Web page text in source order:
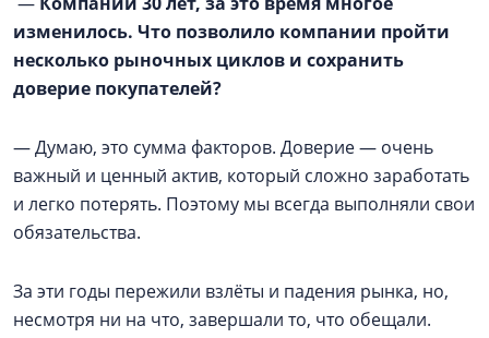
изменилось. Что позволило компании пройти
несколько рыночных циклов и сохранить
доверие покупателей?
— Думаю, это сумма факторов. Доверие — очень
важный и ценный актив, который сложно заработать
и легко потерять. Поэтому мы всегда выполняли свои
обязательства.
За эти годы пережили взлёты и падения рынка, но,
несмотря ни на что, завершали то, что обещали.